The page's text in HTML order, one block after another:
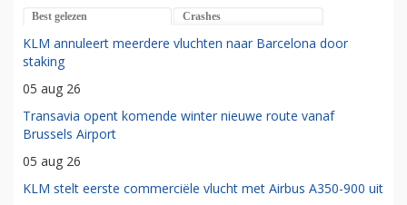
Best gelezen Crashes
KLM annuleert meerdere vluchten naar Barcelona door
staking
05 aug 26
Transavia opent komende winter nieuwe route vanaf
Brussels Airport
05 aug 26
KLM stelt eerste commerciële vlucht met Airbus A350-900 uit